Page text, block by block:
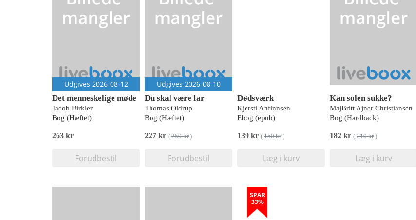
Udgives 2026-08-12
Det menneskelige møde
Jacob Birkler
Bog (Hæftet)
263 kr
Forudbestil
Udgives 2026-08-10
Du skal være far
Thomas Oldrup
Bog (Hæftet)
227 kr ( 250 kr)
Forudbestil
Dødsværk
Kjersti Anfinnsen
Ebog (epub)
139 kr ( 150 kr)
Læg i kurv
Kan solen sukke?
MajBritt Ajner Christiansen
Bog (Hardback)
182 kr ( 210 kr)
Læg i kurv
SPAR
33%